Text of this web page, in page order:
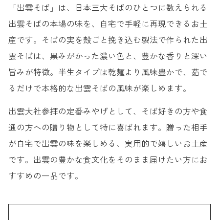
「出雲そば」は、日本三大そばのひとつに数えられる
出雲そばの本場の味を、自宅で手軽に再現できるお土
産です。そばの実を殻ごと挽き込む製法で作られた出
雲そばは、黒みがかった濃い色と、豊かな香りと深い
旨みが特徴。半生タイプは乾麺より風味豊かで、茹で
るだけで本格的な出雲そばの風味が楽しめます。
出雲大社参拝の定番みやげとして、そば好きの方や食
通の方への贈り物として特に喜ばれます。贈った相手
が自宅で出雲の味を楽しめる、実用的で嬉しいお土産
です。出雲の豊かな食文化をそのまま届けたい方にお
すすめの一品です。